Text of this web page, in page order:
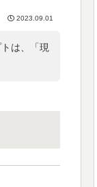
2023.09.01
は、「現